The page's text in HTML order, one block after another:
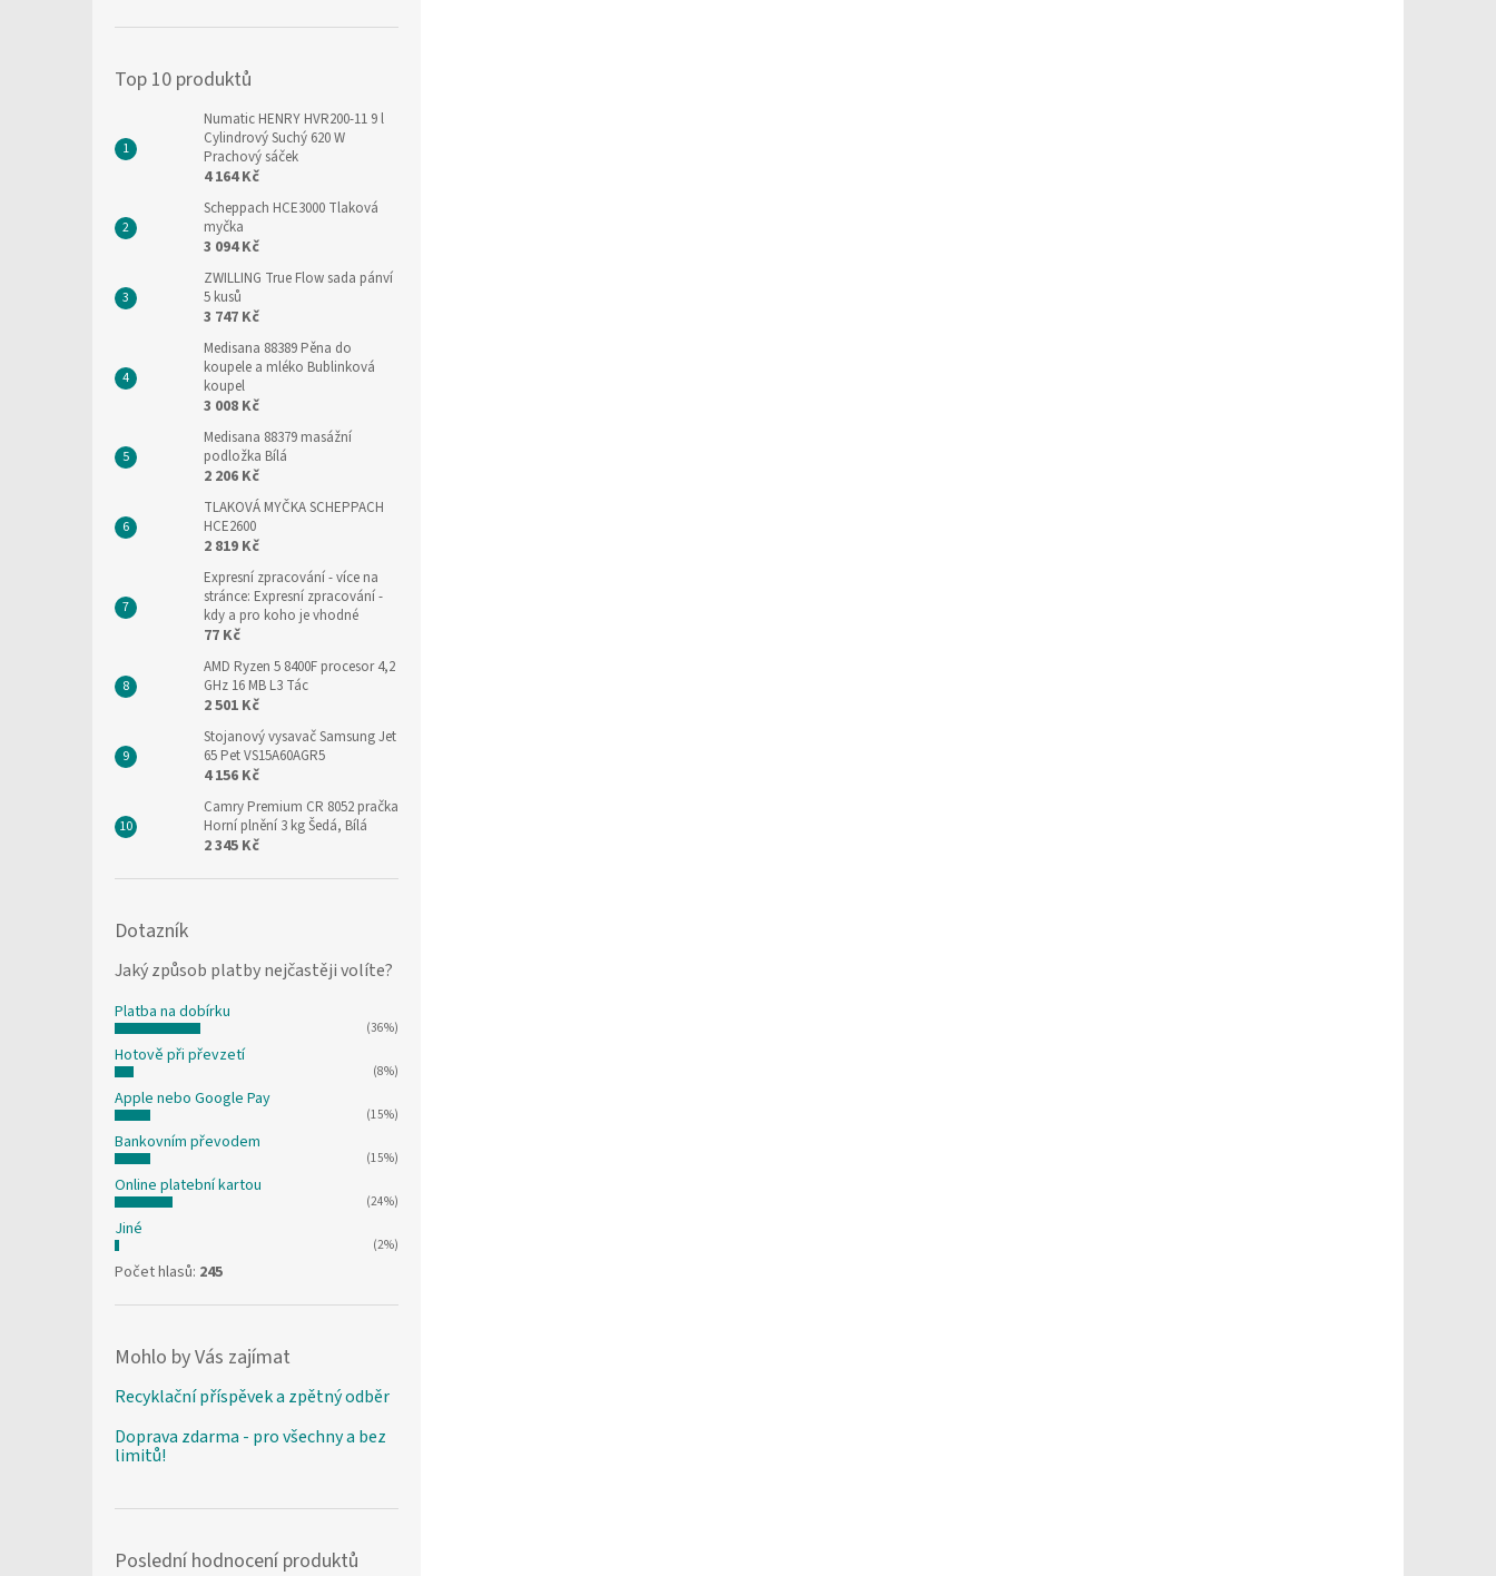
Top 10 produktů
Numatic HENRY HVR200-11 9 l
Cylindrový Suchý 620 W
Prachový sáček
4 164 Kč
Scheppach HCE3000 Tlaková
myčka
3 094 Kč
ZWILLING True Flow sada pánví
5 kusů
3 747 Kč
Medisana 88389 Pěna do
koupele a mléko Bublinková
koupel
3 008 Kč
Medisana 88379 masážní
podložka Bílá
2 206 Kč
TLAKOVÁ MYČKA SCHEPPACH
HCE2600
2 819 Kč
Expresní zpracování- více na
stránce: Expresní zpracování -
kdy a pro koho je vhodné
77 Kč
AMD Ryzen 5 8400F procesor 4,2
GHz 16 MB L3 Tác
2 501 Kč
Stojanový vysavač Samsung Jet
65 Pet VS15A60AGR5
4 156 Kč
Camry Premium CR 8052 pračka
Horní plnění 3 kg Šedá, Bílá
2 345 Kč
Dotazník
Jaký způsob platby nejčastěji volíte?
Platba na dobírku
(36%)
Hotově při převzetí
(8%)
Apple nebo Google Pay
(15%)
Bankovním převodem
(15%)
Online platební kartou
(24%)
Jiné
(2%)
Počet hlasů: 245
Mohlo by Vás zajímat
Recyklační příspěvek a zpětný odběr
Doprava zdarma - pro všechny a bez
limitů!
Poslední hodnocení produktů